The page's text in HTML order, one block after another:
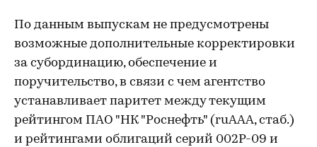
По данным выпускам не предусмотрены
возможные дополнительные корректировки
за субординацию, обеспечение и
поручительство, в связи с чем агентство
устанавливает паритет между текущим
рейтингом ПАО "НК "Роснефть" (ruAAA, стаб.)
и рейтингами облигаций серий 002P-09 и